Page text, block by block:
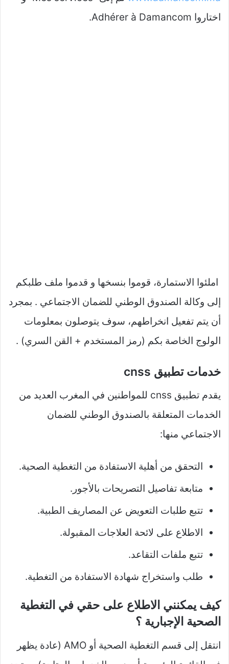
اختاروا Adhérer à Damancom.
املئوا الاستمارة، قوموا بنسخها و قدموا ملف طلبكم
إلى وكالة الصندوق الوطني للضمان الاجتماعي . بمجرد
أن يتم تفعيل انخراطهم، سوف يتوصلون بمعلومات
الولوج الخاصة بكم (رمز المستخدم + القن السري) .
خدمات تطبيق cnss
يقدم تطبيق cnss للمواطنين في المغرب العديد من
الخدمات المتعلقة بالصندوق الوطني للضمان
الاجتماعي منها:
التحقق من أهلية الاستفادة من التغطية الصحية.
متابعة تفاصيل التصريحات بالأجور.
تتبع طلبات التعويض عن المصاريف الطبية.
الاطلاع على لائحة العلاجات المقبولة.
تتبع ملفات التقاعد.
طلب واستخراج شهادة الاستفادة من التغطية.
كيف يمكنني الاطلاع على حقي في التغطية
الصحية الإجبارية ؟
انتقل إلى قسم التغطية الصحية أو AMO (عادة يظهر